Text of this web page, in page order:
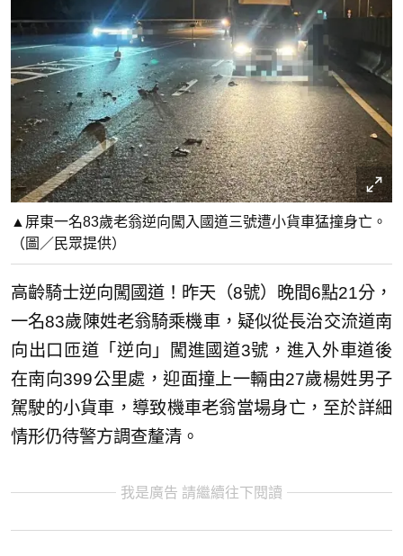
▲屏東一名83歲老翁逆向闖入國道三號遭小貨車猛撞身亡。
（圖／民眾提供）
高齡騎士逆向闖國道！昨天（8號）晚間6點21分，
一名83歲陳姓老翁騎乘機車，疑似從長治交流道南
向出口匝道「逆向」闖進國道3號，進入外車道後
在南向399公里處，迎面撞上一輛由27歲楊姓男子
駕駛的小貨車，導致機車老翁當場身亡，至於詳細
情形仍待警方調查釐清。
我是廣告 請繼續往下閱讀